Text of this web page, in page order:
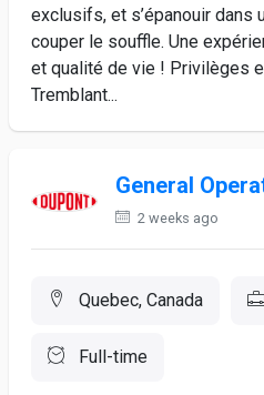
exclusifs, et s’épanouir dans
couper le souffle. Une
et qualité de vie ! Privilèges
Tremblant...
General
2 weeks ago
Quebec, Canada
Full-time